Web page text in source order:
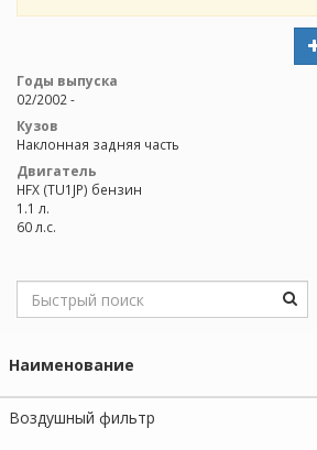
Годы выпуска
02/2002 -
Кузов
Наклонная задняя часть
Двигатель
HFX (TU1JP) бензин
1.1 л.
60 л.с.
Наименование
Воздушный фильтр